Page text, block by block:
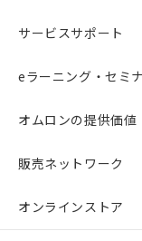
サービスサポート
eラーニング・セミナ
オムロンの提供価値
販売ネットワーク
オンラインストア